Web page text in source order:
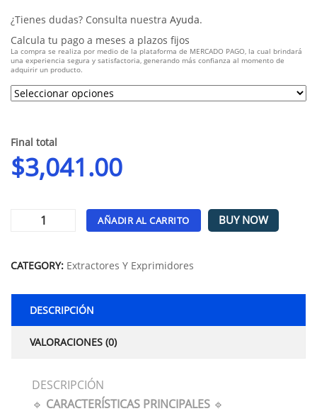
¿Tienes dudas? Consulta nuestra Ayuda.
Calcula tu pago a meses a plazos fijos
La compra se realiza por medio de la plataforma de MERCADO PAGO, la cual brindará
una experiencia segura y satisfactoria, generando más confianza al momento de
adquirir un producto.
Final total
$3,041.00
AÑADIR AL CARRITO BUY NOW
CATEGORY: Extractores Y Exprimidores
DESCRIPCIÓN
VALORACIONES (0)
DESCRIPCIÓN
🔹 CARACTERÍSTICAS PRINCIPALES 🔹